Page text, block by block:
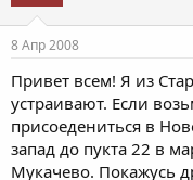
8 Апр 2008
Привет всем! Я из
устраивают. Если
присоедениться в
запад до пукта 22 в
Мукачево. Покажусь